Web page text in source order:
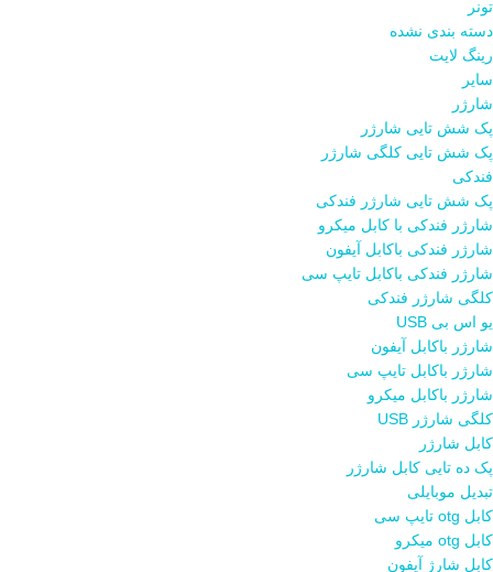
تونر
دسته بندی نشده
رینگ لایت
سایر
شارژر
پک شش تایی شارژر
پک شش تایی کلگی شارژر
فندکی
پک شش تایی شارژر فندکی
شارژر فندکی با کابل میکرو
شارژر فندکی باکابل آیفون
شارژر فندکی باکابل تایپ سی
کلگی شارژر فندکی
یو اس بی USB
شارژر باکابل آیفون
شارژر باکابل تایپ سی
شارژر باکابل میکرو
کلگی شارژر USB
کابل شارژر
پک ده تایی کابل شارژر
تبدیل موبایلی
کابل otg تایپ سی
کابل otg میکرو
کابل شارژ آیفون